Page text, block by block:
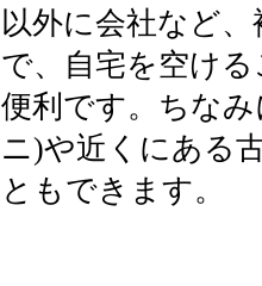
以外に会社など
で、自宅を空け
便利です。ちな
ニ)や近くにある
ともできます。